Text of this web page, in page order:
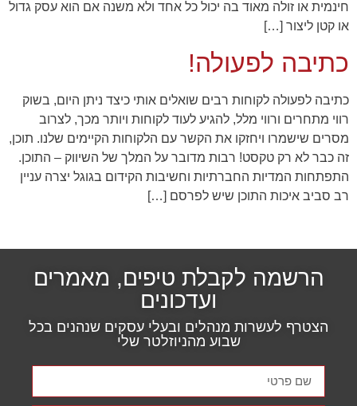
חינמית או זולה מאוד בה יכול כל אחד ולא משנה אם הוא עסק גדול
או קטן ליצור […]
כתיבה לפעולה!
כתיבה לפעולה לקוחות רבים שואלים אותי כיצד ניתן היום, בשוק
רווי מתחרים ורווי מלל, להגיע לעוד לקוחות ויותר מכך, לצרוב
מסרים שישמרו ויחזקו את הקשר עם הלקוחות הקיימים שלנו. תוכן,
זה כבר לא רק טקסט! רבות מדובר על המלך של השיווק – התוכן.
התפתחות המדיות החברתיות וחשיבות הקידום בגוגל יצרה עניין
רב סביב איכות התוכן שיש לפרסם […]
הרשמה לקבלת טיפים, מאמרים
ועדכונים
הצטרף לעשרות מנהלים ובעלי עסקים שנהנים בכל
שבוע מהניוזלטר שלי